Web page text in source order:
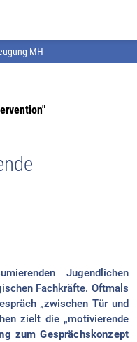
MH
Jugendlichen
Fachkräfte. Oftmals
„zwischen Tür und
zielt die „motivierende
zum Gesprächskonzept